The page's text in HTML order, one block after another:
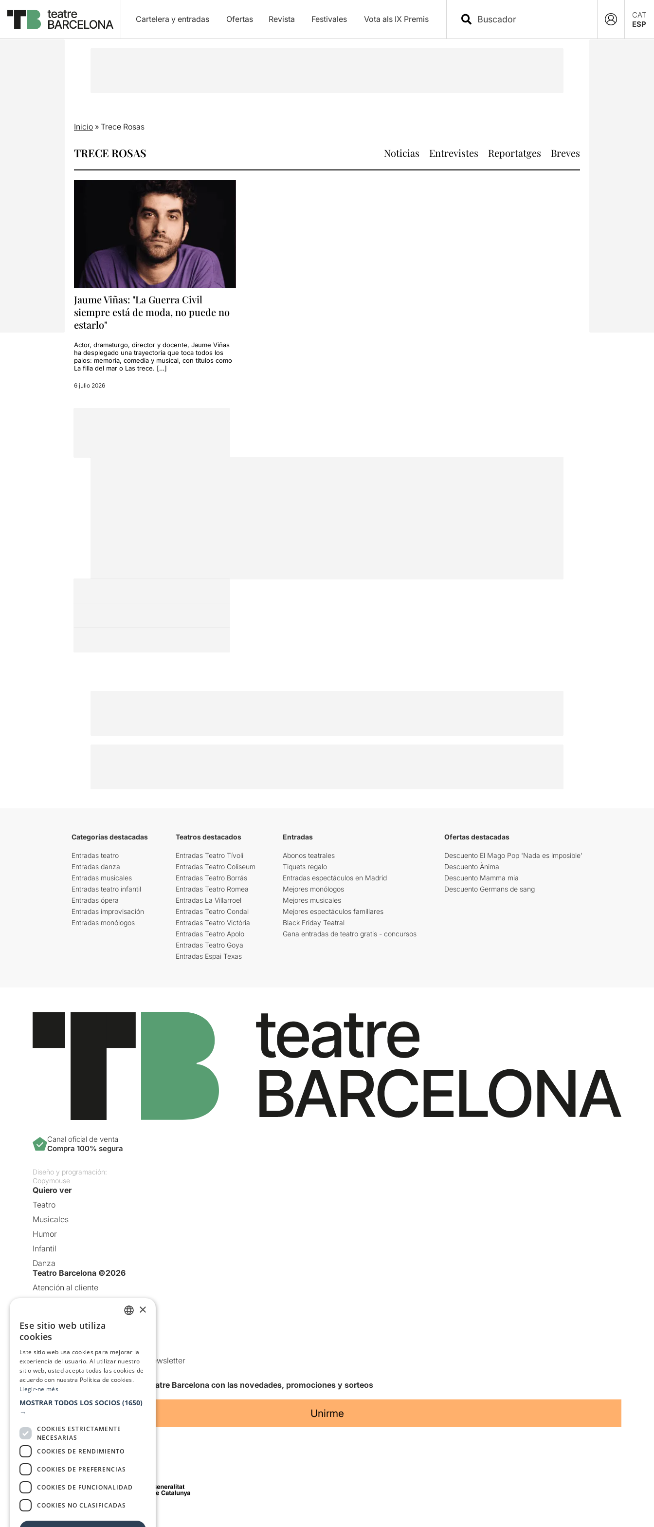
Cartelera y entradas Ofertas Revista Festivales Vota als IX Premis
CAT
ESP
Inicio» Trece Rosas
TRECE ROSAS Noticias Entrevistes Reportatges Breves
Jaume Viñas: "La Guerra Civil
siempre está de moda, no puede no
estarlo"
Actor, dramaturgo, director y docente, Jaume Viñas
ha desplegado una trayectoria que toca todos los
palos: memoria, comedia y musical, con títulos como
La filla del mar o Las trece. […]
6 julio 2026
Categorías destacadas
Entradas teatro
Entradas danza
Entradas musicales
Entradas teatro infantil
Entradas ópera
Entradas improvisación
Entradas monólogos
Teatros destacados
Entradas Teatro Tívoli
Entradas Teatro Coliseum
Entradas Teatro Borrás
Entradas Teatro Romea
Entradas La Villarroel
Entradas Teatro Condal
Entradas Teatro Victòria
Entradas Teatro Apolo
Entradas Teatro Goya
Entradas Espai Texas
Entradas
Abonos teatrales
Tiquets regalo
Entradas espectáculos en Madrid
Mejores monólogos
Mejores musicales
Mejores espectáculos familiares
Black Friday Teatral
Gana entradas de teatro gratis - concursos
Ofertas destacadas
Descuento El Mago Pop 'Nada es imposible'
Descuento Ànima
Descuento Mamma mia
Descuento Germans de sang
Canal oficial de venta
Compra 100% segura
Diseño y programación:
Copymouse
Quiero ver
Teatro
Musicales
Humor
Infantil
Danza
Teatro Barcelona ©2026
Atención al cliente
Política de Cookies
Comunicaciones comerciales y Newsletter
Anuncia’t
Quiero recibir la newsletter de Teatre Barcelona con las novedades, promociones y sorteos
Unirme
Con el apoyo de
×
Ese sitio web utiliza
cookies
Este sitio web usa cookies para mejorar la
experiencia del usuario. Al utilizar nuestro
sitio web, usted acepta todas las cookies de
acuerdo con nuestra Política de cookies.
Llegir-ne més
MOSTRAR TODOS LOS SOCIOS (1650)
→
COOKIES ESTRICTAMENTE
NECESARIAS
COOKIES DE RENDIMIENTO
COOKIES DE PREFERENCIAS
COOKIES DE FUNCIONALIDAD
COOKIES NO CLASIFICADAS